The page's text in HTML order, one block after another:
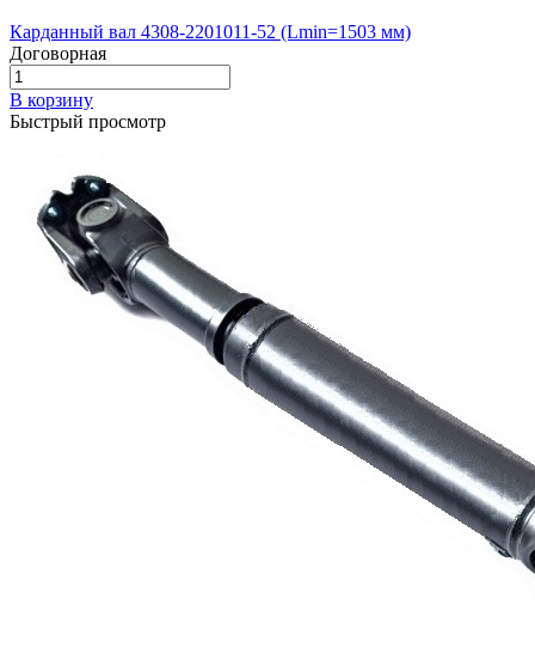
Карданный вал 4308-2201011-52 (Lmin=1503 мм)
Договорная
В корзину
Быстрый просмотр